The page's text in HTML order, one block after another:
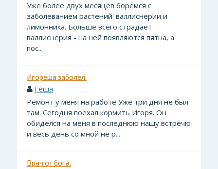
Уже более двух месяцев боремся с
заболеванием растений: валлиснерии и
лимонника. Больше всего страдает
валлиснерия - на ней появляются пятна, а
пос...
Игореша заболел.
Геша
Ремонт у меня на работе Уже три дня не был
там. Сегодня поехал кормить Игоря. Он
обиделся на меня в последнюю нашу встречю
и весь день со мной не р...
Врач от бога.